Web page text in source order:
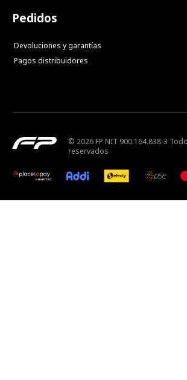
Pedidos
Devoluciones y garantías
Pagos distribuidores
© 2026 FP NIT 900.164.838-3
reservados